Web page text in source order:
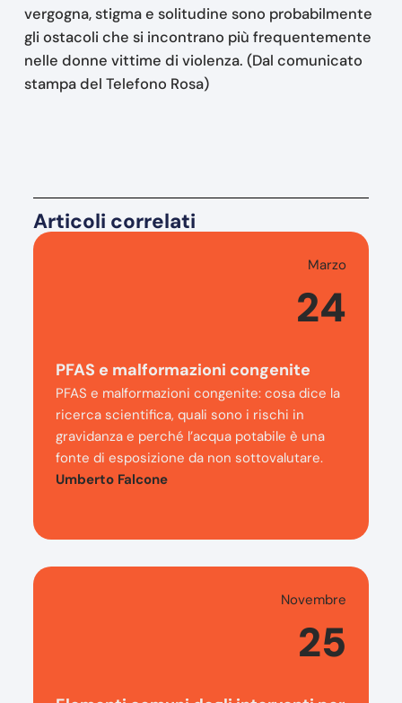
vergogna, stigma e solitudine sono probabilmente
gli ostacoli che si incontrano più frequentemente
nelle donne vittime di violenza. (Dal comunicato
stampa del Telefono Rosa)
Articoli correlati
Marzo
24
PFAS e malformazioni congenite
PFAS e malformazioni congenite: cosa dice la
ricerca scientifica, quali sono i rischi in
gravidanza e perché l’acqua potabile è una
fonte di esposizione da non sottovalutare.
Umberto Falcone
Novembre
25